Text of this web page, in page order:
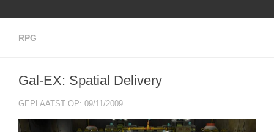
RPG
Gal-EX: Spatial Delivery
GEPLAATST OP: 09/11/2009